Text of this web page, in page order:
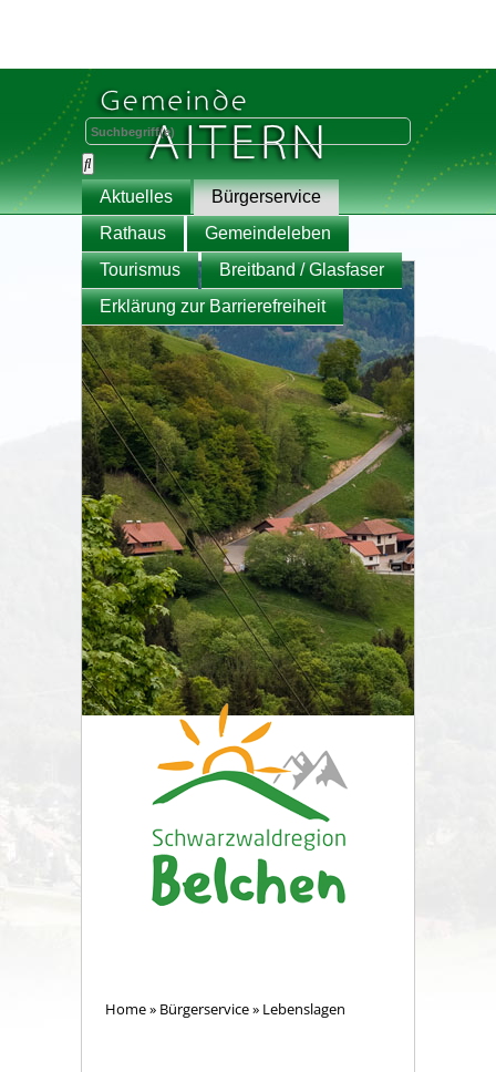
Aktuelles
Bürgerservice
Rathaus
Gemeindeleben
Tourismus
Breitband / Glasfaser
Erklärung zur Barrierefreiheit
Home» Bürgerservice» Lebenslagen